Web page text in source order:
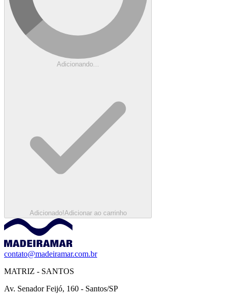
Adicionando...
Adicionado!Adicionar ao carrinho
contato@madeiramar.com.br
MATRIZ - SANTOS
Av. Senador Feijó, 160 - Santos/SP